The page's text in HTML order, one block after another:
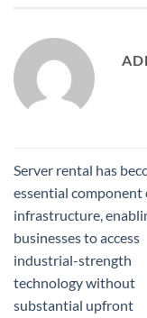
Server rental has
essential component
infrastructure,
businesses to access
industrial-strength
technology without
substantial upfront